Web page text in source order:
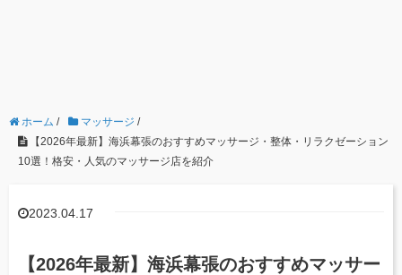
ホーム / マッサージ /
【2026年最新】海浜幕張のおすすめマッサージ・整体・リラクゼーション
10選！格安・人気のマッサージ店を紹介
2023.04.17
【2026年最新】海浜幕張のおすすめマッサー